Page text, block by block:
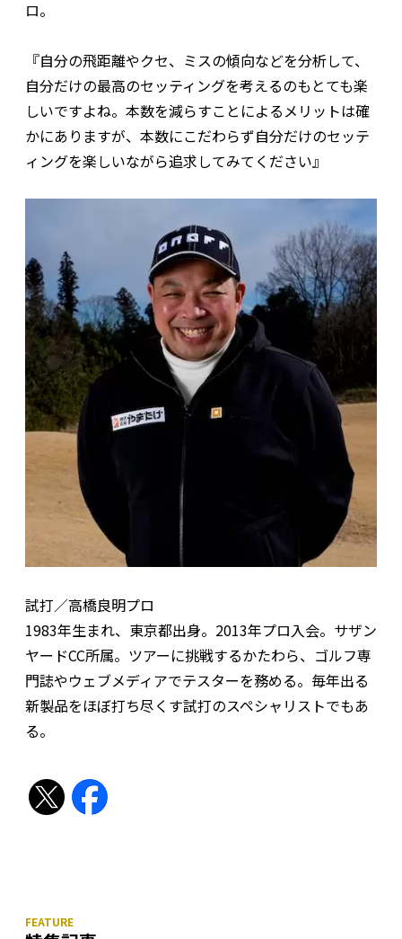
ロ。
『自分の飛距離やクセ、ミスの傾向などを分析して、
自分だけの最高のセッティングを考えるのもとても楽
しいですよね。本数を減らすことによるメリットは確
かにありますが、本数にこだわらず自分だけのセッテ
ィングを楽しいながら追求してみてください』
試打／高橋良明プロ
1983年生まれ、東京都出身。2013年プロ入会。サザン
ヤードCC所属。ツアーに挑戦するかたわら、ゴルフ専
門誌やウェブメディアでテスターを務める。毎年出る
新製品をほぼ打ち尽くす試打のスペシャリストでもあ
る。